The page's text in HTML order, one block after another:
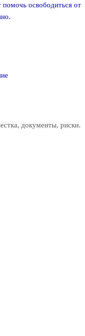
освободиться от
документы, риски.